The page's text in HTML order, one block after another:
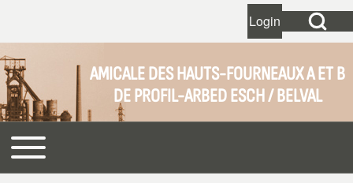
Close search
Search
Open Search
User account
LoginOpen login
AMICALE DES HAUTS-FOURNEAUX A ET B
DE PROFIL-ARBED ESCH / BELVAL
Main navigation
Toggle main menu